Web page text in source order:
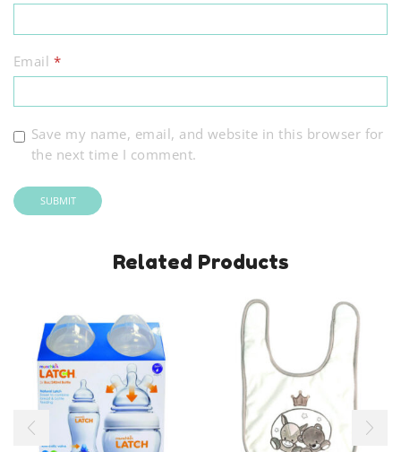
Email *
Save my name, email, and website in this browser for
the next time I comment.
Related Products